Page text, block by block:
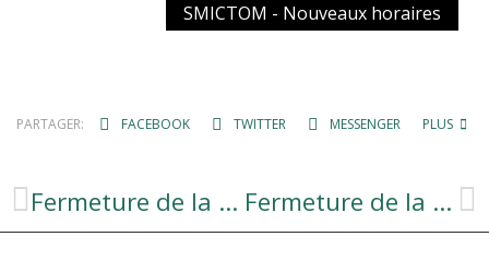
SMICTOM - Nouveaux horaires
PARTAGER: FACEBOOK TWITTER MESSENGER PLUS
Fermeture de la Mairie Fermeture de la Mairie